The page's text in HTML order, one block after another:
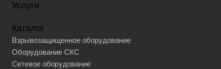
Услуги
Каталог
Взрывозащищенное оборудование
Оборудование СКС
Сетевое оборудование